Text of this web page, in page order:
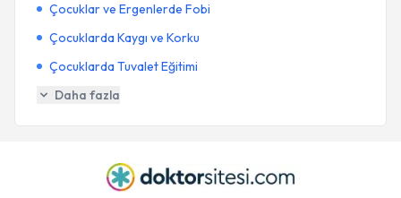
Çocuklar ve Ergenlerde Fobi
Çocuklarda Kaygı ve Korku
Çocuklarda Tuvalet Eğitimi
Daha fazla